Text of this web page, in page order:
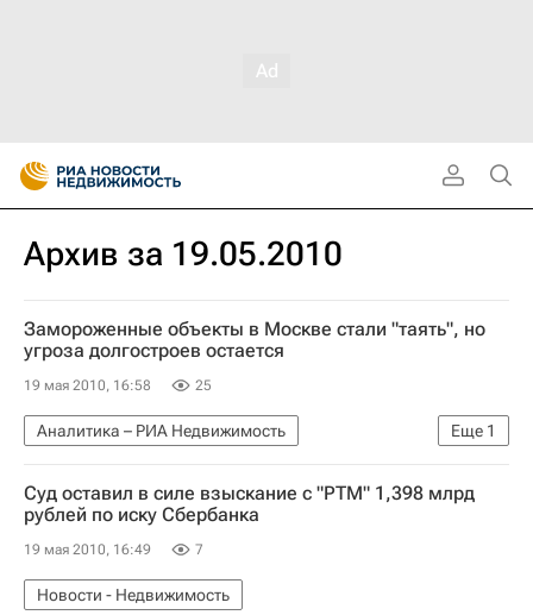
Архив за 19.05.2010
Замороженные объекты в Москве стали "таять", но
угроза долгостроев остается
19 мая 2010, 16:58 25
Еще 1
Аналитика – РИА Недвижимость
Крупным планом
Суд оставил в силе взыскание с "РТМ" 1,398 млрд
рублей по иску Сбербанка
19 мая 2010, 16:49 7
Новости - Недвижимость